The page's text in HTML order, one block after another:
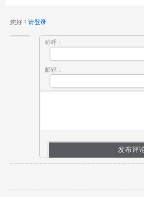
您好！ 请登录
称呼：
邮箱：